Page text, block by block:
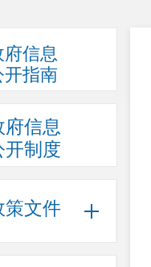
府信息
开指南
府信息
开制度
策文件